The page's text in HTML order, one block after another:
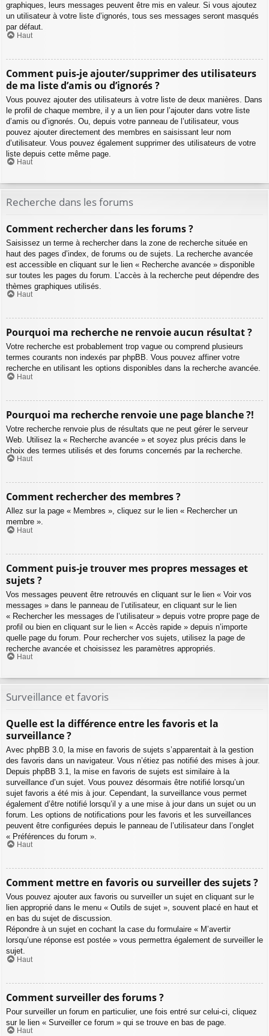
graphiques, leurs messages peuvent être mis en valeur. Si vous ajoutez
un utilisateur à votre liste d’ignorés, tous ses messages seront masqués
par défaut.
Haut
Comment puis-je ajouter/supprimer des utilisateurs
de ma liste d’amis ou d’ignorés ?
Vous pouvez ajouter des utilisateurs à votre liste de deux manières. Dans
le profil de chaque membre, il y a un lien pour l’ajouter dans votre liste
d’amis ou d’ignorés. Ou, depuis votre panneau de l’utilisateur, vous
pouvez ajouter directement des membres en saisissant leur nom
d’utilisateur. Vous pouvez également supprimer des utilisateurs de votre
liste depuis cette même page.
Haut
Recherche dans les forums
Comment rechercher dans les forums ?
Saisissez un terme à rechercher dans la zone de recherche située en
haut des pages d’index, de forums ou de sujets. La recherche avancée
est accessible en cliquant sur le lien « Recherche avancée » disponible
sur toutes les pages du forum. L’accès à la recherche peut dépendre des
thèmes graphiques utilisés.
Haut
Pourquoi ma recherche ne renvoie aucun résultat ?
Votre recherche est probablement trop vague ou comprend plusieurs
termes courants non indexés par phpBB. Vous pouvez affiner votre
recherche en utilisant les options disponibles dans la recherche avancée.
Haut
Pourquoi ma recherche renvoie une page blanche ?!
Votre recherche renvoie plus de résultats que ne peut gérer le serveur
Web. Utilisez la « Recherche avancée » et soyez plus précis dans le
choix des termes utilisés et des forums concernés par la recherche.
Haut
Comment rechercher des membres ?
Allez sur la page « Membres », cliquez sur le lien « Rechercher un
membre ».
Haut
Comment puis-je trouver mes propres messages et
sujets ?
Vos messages peuvent être retrouvés en cliquant sur le lien « Voir vos
messages » dans le panneau de l’utilisateur, en cliquant sur le lien
« Rechercher les messages de l’utilisateur » depuis votre propre page de
profil ou bien en cliquant sur le lien « Accès rapide » depuis n’importe
quelle page du forum. Pour rechercher vos sujets, utilisez la page de
recherche avancée et choisissez les paramètres appropriés.
Haut
Surveillance et favoris
Quelle est la différence entre les favoris et la
surveillance ?
Avec phpBB 3.0, la mise en favoris de sujets s’apparentait à la gestion
des favoris dans un navigateur. Vous n’étiez pas notifié des mises à jour.
Depuis phpBB 3.1, la mise en favoris de sujets est similaire à la
surveillance d’un sujet. Vous pouvez désormais être notifié lorsqu’un
sujet favoris a été mis à jour. Cependant, la surveillance vous permet
également d’être notifié lorsqu’il y a une mise à jour dans un sujet ou un
forum. Les options de notifications pour les favoris et les surveillances
peuvent être configurées depuis le panneau de l’utilisateur dans l’onglet
« Préférences du forum ».
Haut
Comment mettre en favoris ou surveiller des sujets ?
Vous pouvez ajouter aux favoris ou surveiller un sujet en cliquant sur le
lien approprié dans le menu « Outils de sujet », souvent placé en haut et
en bas du sujet de discussion.
Répondre à un sujet en cochant la case du formulaire « M’avertir
lorsqu’une réponse est postée » vous permettra également de surveiller le
sujet.
Haut
Comment surveiller des forums ?
Pour surveiller un forum en particulier, une fois entré sur celui-ci, cliquez
sur le lien « Surveiller ce forum » qui se trouve en bas de page.
Haut